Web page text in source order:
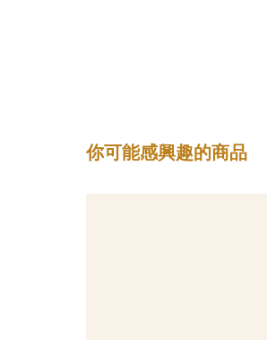
你可能感興趣的商品